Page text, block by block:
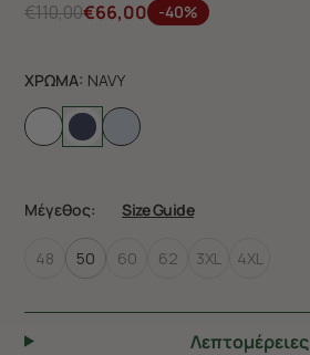
€110,00€66,00 -40%
ΧΡΩΜΑ: NAVY
Μέγεθος: Size Guide
48 50 60 62 3XL 4XL
Λεπτομέρειες